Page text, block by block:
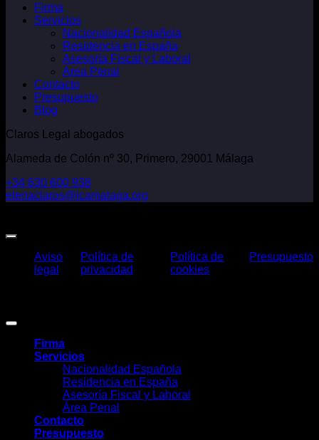
Firma
Servicios
Nacionalidad Española
Residencia en España
Asesoría Fiscal y Laboral
Área Penal
Contacto
Presupuesto
Blog
Claros Legal abogados
Alameda de Colón nº 30, Primero, 29001 Málaga
+34 630 600 938
elenaclaros@icamalaga.org
Aviso
legal
Política de
privacidad
Política de
cookies
Presupuesto
Firma
Servicios
Nacionalidad Española
Residencia en España
Asesoría Fiscal y Laboral
Área Penal
Contacto
Presupuesto